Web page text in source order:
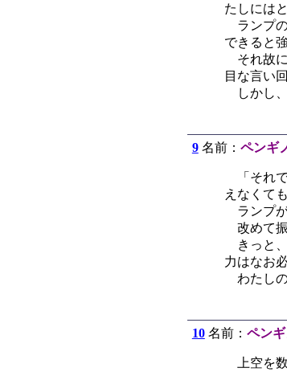
たしには
ランプの
できると
それ故に
目な言い
しかし、
9名前： ペンギ
「それで
えなくて
ランプが
改めて振
きっと、
力はなお
わたしの
10名前： ペン
上空を数